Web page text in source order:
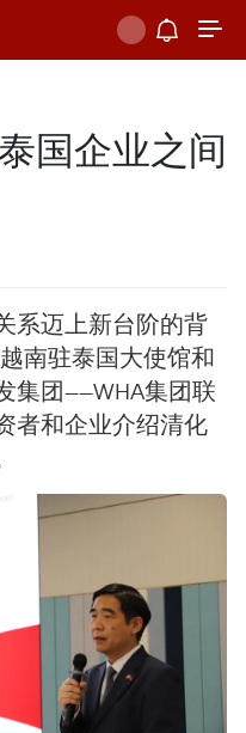
国企业之间
系迈上新台阶的背
南驻泰国大使馆和
集团——WHA集团联
者和企业介绍清化